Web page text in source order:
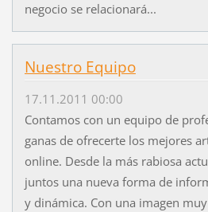
negocio se relacionará...
Nuestro Equipo
17.11.2011 00:00
Contamos con un equipo de
ganas de ofrecerte los mejores
online. Desde la más rabiosa
juntos una nueva forma de
y dinámica. Con una imagen